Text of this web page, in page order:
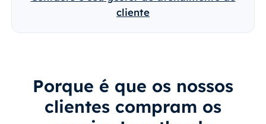
cliente
Porque é que os nossos
clientes compram os